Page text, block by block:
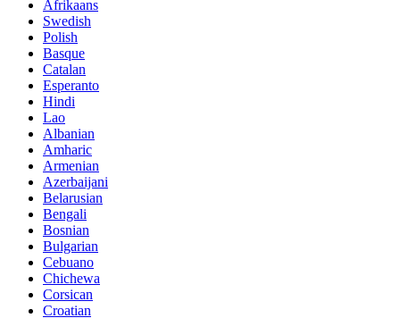
Afrikaans
Swedish
Polish
Basque
Catalan
Esperanto
Hindi
Lao
Albanian
Amharic
Armenian
Azerbaijani
Belarusian
Bengali
Bosnian
Bulgarian
Cebuano
Chichewa
Corsican
Croatian